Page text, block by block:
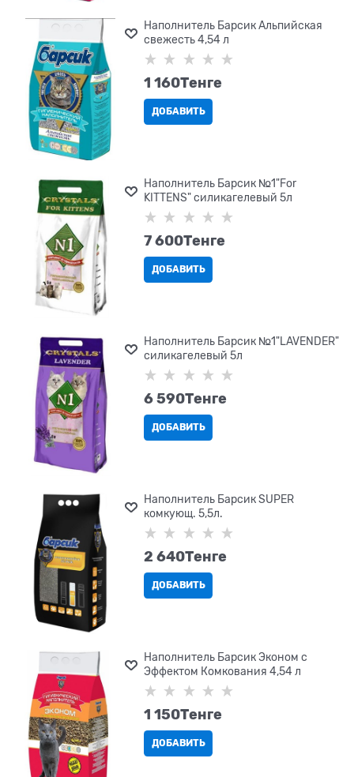
Наполнитель Барсик Альпийская
свежесть 4,54 л
1 160Tенге
ДОБАВИТЬ
Наполнитель Барсик №1"For
KITTENS" силикагелевый 5л
7 600Tенге
ДОБАВИТЬ
Наполнитель Барсик №1"LAVENDER"
силикагелевый 5л
6 590Tенге
ДОБАВИТЬ
Наполнитель Барсик SUPER
комкующ. 5,5л.
2 640Tенге
ДОБАВИТЬ
Наполнитель Барсик Эконом с
Эффектом Комкования 4,54 л
1 150Tенге
ДОБАВИТЬ